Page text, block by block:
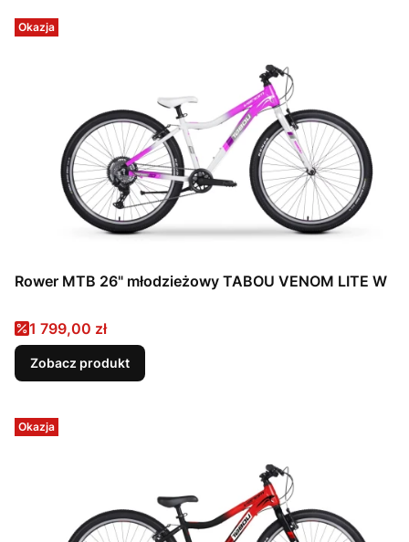
Okazja
Rower MTB 26" młodzieżowy TABOU VENOM LITE W
Cena promocyjna
1 799,00 zł
Zobacz produkt
Okazja